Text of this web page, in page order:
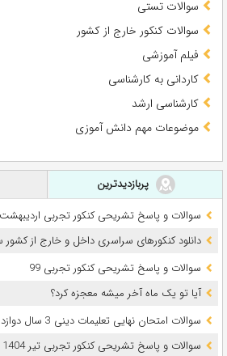
سوالات تستی
سوالات کنکور خارج از کشور
فیلم آموزشی
کاردانی به کارشناسی
کارشناسی ارشد
موضوعات مهم دانش آموزی
پربازدیدترین
سوالات و پاسخ تشریحی کنکور تجربی اردیبهشت 1403 (نوبت اول)
دانلود کنکورهای سراسری داخل و خارج از کشور سالهای 1381
سوالات و پاسخ تشریحی کنکور تجربی 99
آیا تو یک ماه آخر میشه معجزه کرد؟
سوالات امتحان نهایی تعلیمات دینی 3 سال دوازدهم (1397 تا 1405)
سوالات و پاسخ تشریحی کنکور تجربی تیر 1404 (نوبت دوم)